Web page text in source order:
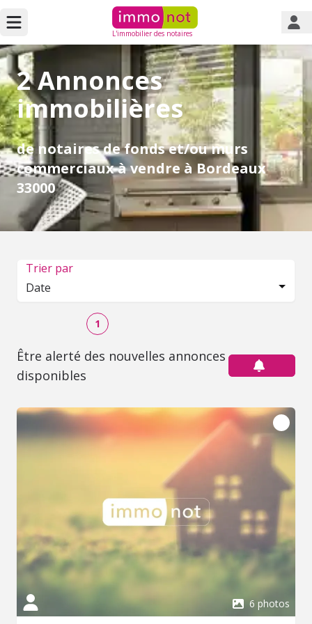
L'immobilier des notaires
2 Annonces
immobilières
de notaires de fonds et/ou murs
commerciaux à vendre à Bordeaux
33000
Trier par
Date
1
Être alerté des nouvelles annonces
disponibles
6 photos